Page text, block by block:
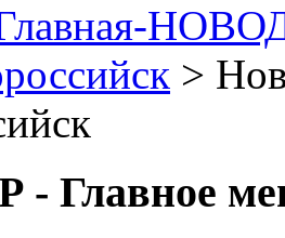
>
Главное